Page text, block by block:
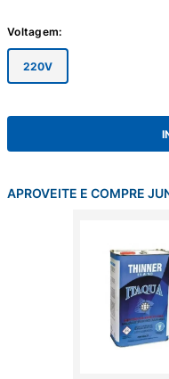
Voltagem:
220V
APROVEITE E COMPRE